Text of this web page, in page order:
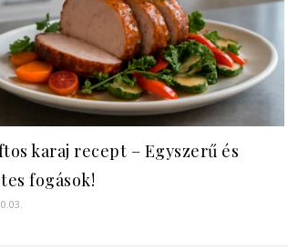
karaj recept – Egyszerű és
fogások!